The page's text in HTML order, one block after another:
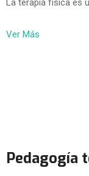
La terapia física es
Ver Más
Pedagogía